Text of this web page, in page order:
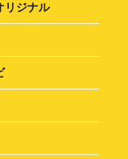
リジナル